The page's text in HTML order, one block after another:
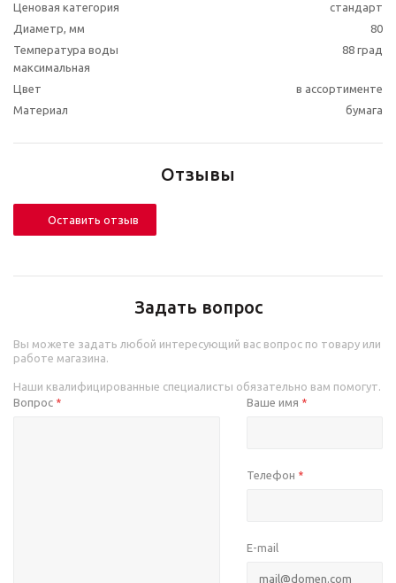
Ценовая категория
стандарт
Диаметр, мм
80
Температура воды
максимальная
88 град
Цвет
в ассортименте
Материал
бумага
Отзывы
Оставить отзыв
Задать вопрос
Вы можете задать любой интересующий вас вопрос по товару или
работе магазина.
Наши квалифицированные специалисты обязательно вам помогут.
Вопрос * Ваше имя *
Телефон *
E-mail